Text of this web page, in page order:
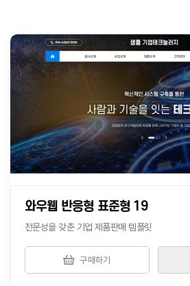
와우웹 반응형 표준형 19
전문성을 갖춘 기업 제품판매 템플릿
구매하기